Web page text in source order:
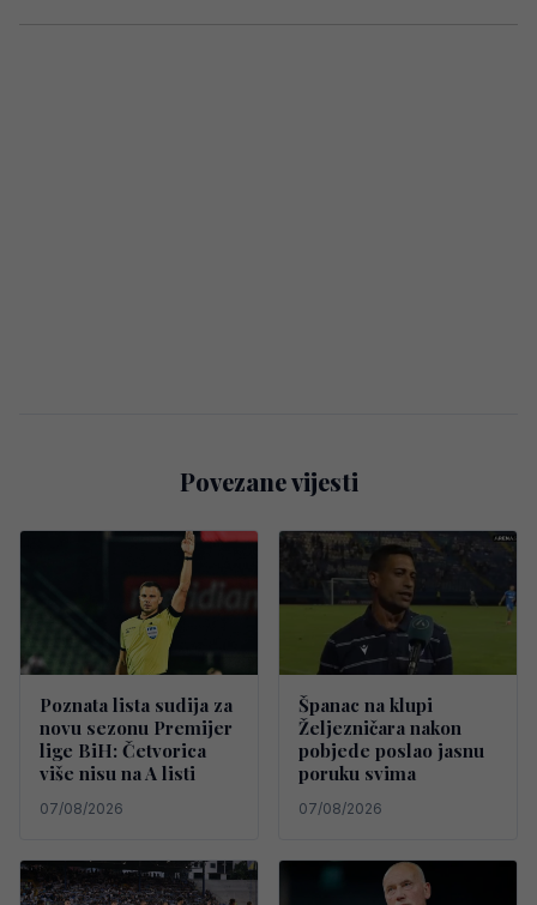
Povezane vijesti
Poznata lista sudija za
novu sezonu Premijer
lige BiH: Četvorica
više nisu na A listi
07/08/2026
Španac na klupi
Željezničara nakon
pobjede poslao jasnu
poruku svima
07/08/2026